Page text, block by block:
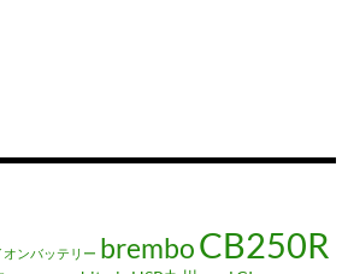
ンバッテリー bremboCB250R